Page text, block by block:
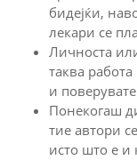
бидејќи,
лекари се
Личноста
таква
и
Понекогаш
тие автори
исто што е и